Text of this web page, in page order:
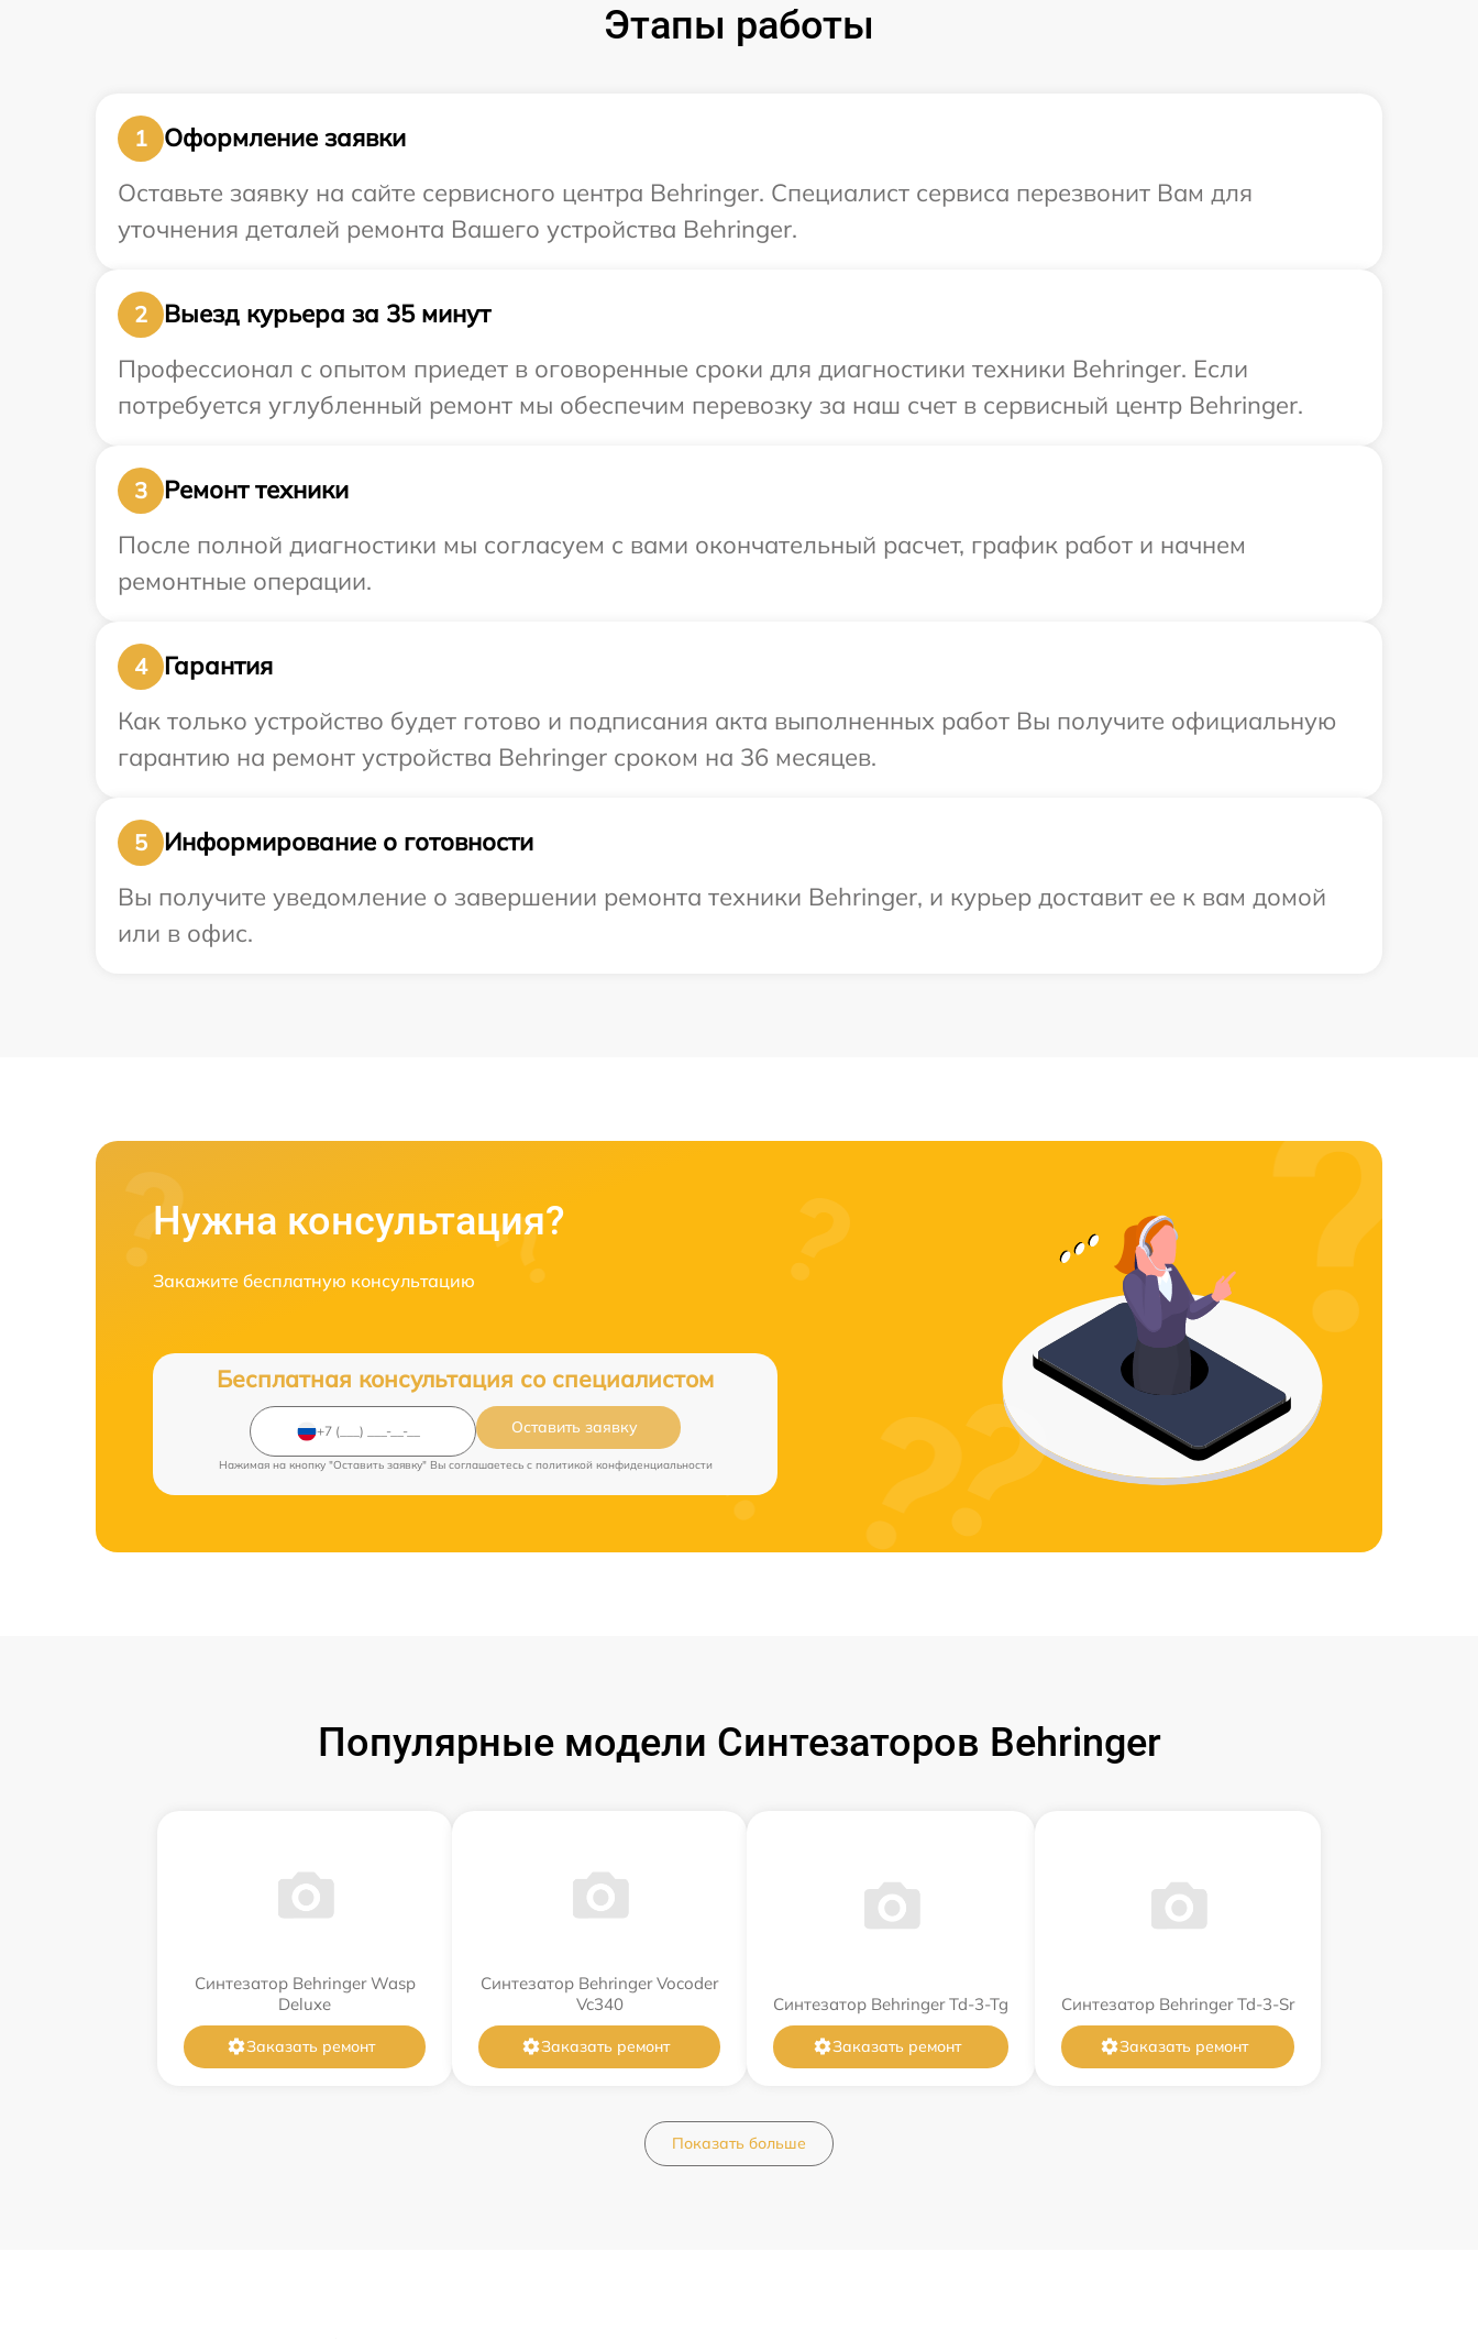
Этапы работы
1
Оформление заявки
Оставьте заявку на сайте сервисного центра Behringer. Специалист сервиса перезвонит Вам для
уточнения деталей ремонта Вашего устройства Behringer.
2
Выезд курьера за 35 минут
Профессионал с опытом приедет в оговоренные сроки для диагностики техники Behringer. Если
потребуется углубленный ремонт мы обеспечим перевозку за наш счет в сервисный центр Behringer.
3
Ремонт техники
После полной диагностики мы согласуем с вами окончательный расчет, график работ и начнем
ремонтные операции.
4
Гарантия
Как только устройство будет готово и подписания акта выполненных работ Вы получите официальную
гарантию на ремонт устройства Behringer сроком на 36 месяцев.
5
Информирование о готовности
Вы получите уведомление о завершении ремонта техники Behringer, и курьер доставит ее к вам домой
или в офис.
Нужна консультация?
Закажите бесплатную консультацию
Бесплатная консультация со специалистом
Оставить заявку
Нажимая на кнопку "Оставить заявку" Вы соглашаетесь c политикой конфиденциальности
Популярные модели Синтезаторов Behringer
Синтезатор Behringer Wasp
Deluxe
Заказать ремонт
Синтезатор Behringer Vocoder
Vc340
Заказать ремонт
Синтезатор Behringer Td-3-Tg
Заказать ремонт
Синтезатор Behringer Td-3-Sr
Заказать ремонт
Показать больше